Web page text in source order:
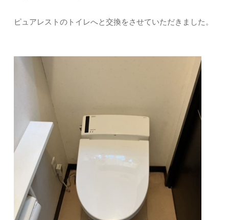
ピュアレストのトイレへと交換をさせていただきました。